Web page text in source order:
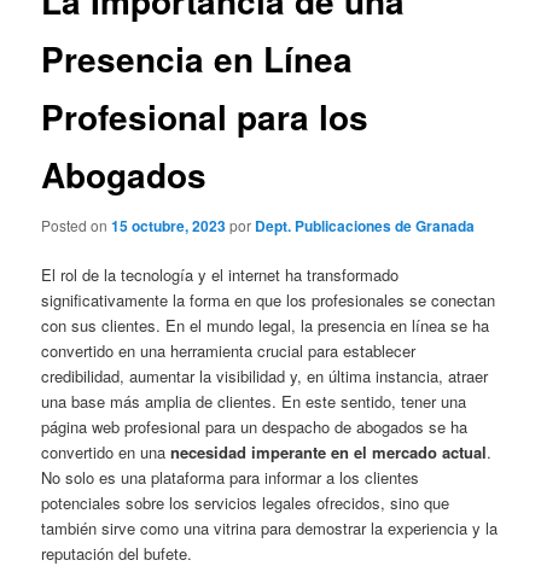
Presencia en Línea
Profesional para los
Abogados
Posted on15 octubre, 2023por Dept. Publicaciones de Granada
El rol de la tecnología y el internet ha transformado
significativamente la forma en que los profesionales se conectan
con sus clientes. En el mundo legal, la presencia en línea se ha
convertido en una herramienta crucial para establecer
credibilidad, aumentar la visibilidad y, en última instancia, atraer
una base más amplia de clientes. En este sentido, tener una
página web profesional para un despacho de abogados se ha
convertido en unanecesidad imperante en el mercado actual.
No solo es una plataforma para informar a los clientes
potenciales sobre los servicios legales ofrecidos, sino que
también sirve como una vitrina para demostrar la experiencia y la
reputación del bufete.